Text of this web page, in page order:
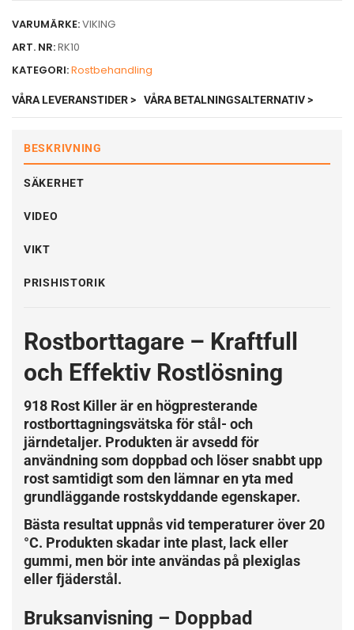
VARUMÄRKE:VIKING
ART. NR:RK10
KATEGORI:Rostbehandling
VÅRA LEVERANSTIDER > VÅRA BETALNINGSALTERNATIV >
BESKRIVNING
SÄKERHET
VIDEO
VIKT
PRISHISTORIK
Rostborttagare – Kraftfull
och Effektiv Rostlösning
918 Rost Killer är en högpresterande
rostborttagningsvätska för stål- och
järndetaljer. Produkten är avsedd för
användning som doppbad och löser snabbt upp
rost samtidigt som den lämnar en yta med
grundläggande rostskyddande egenskaper.
Bästa resultat uppnås vid temperaturer över 20
°C. Produkten skadar inte plast, lack eller
gummi, men bör inte användas på plexiglas
eller fjäderstål.
Bruksanvisning – Doppbad